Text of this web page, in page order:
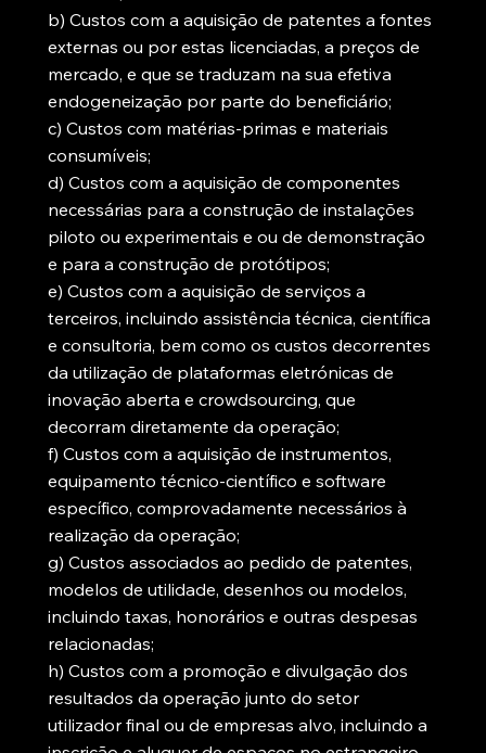
b) Custos com a aquisição de patentes a fontes
externas ou por estas licenciadas, a preços de
mercado, e que se traduzam na sua efetiva
endogeneização por parte do beneficiário;
c) Custos com matérias-primas e materiais
consumíveis;
d) Custos com a aquisição de componentes
necessárias para a construção de instalações
piloto ou experimentais e ou de demonstração
e para a construção de protótipos;
e) Custos com a aquisição de serviços a
terceiros, incluindo assistência técnica, científica
e consultoria, bem como os custos decorrentes
da utilização de plataformas eletrónicas de
inovação aberta e crowdsourcing, que
decorram diretamente da operação;
f) Custos com a aquisição de instrumentos,
equipamento técnico-científico e software
específico, comprovadamente necessários à
realização da operação;
g) Custos associados ao pedido de patentes,
modelos de utilidade, desenhos ou modelos,
incluindo taxas, honorários e outras despesas
relacionadas;
h) Custos com a promoção e divulgação dos
resultados da operação junto do setor
utilizador final ou de empresas alvo, incluindo a